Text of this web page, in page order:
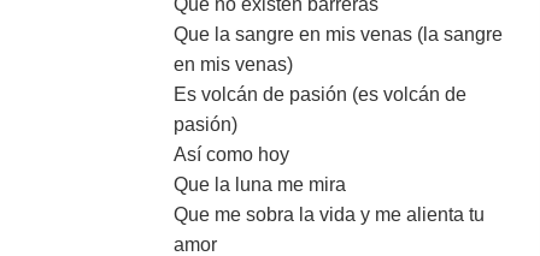
Que no existen barreras
Que la sangre en mis venas (la sangre
en mis venas)
Es volcán de pasión (es volcán de
pasión)
Así como hoy
Que la luna me mira
Que me sobra la vida y me alienta tu
amor